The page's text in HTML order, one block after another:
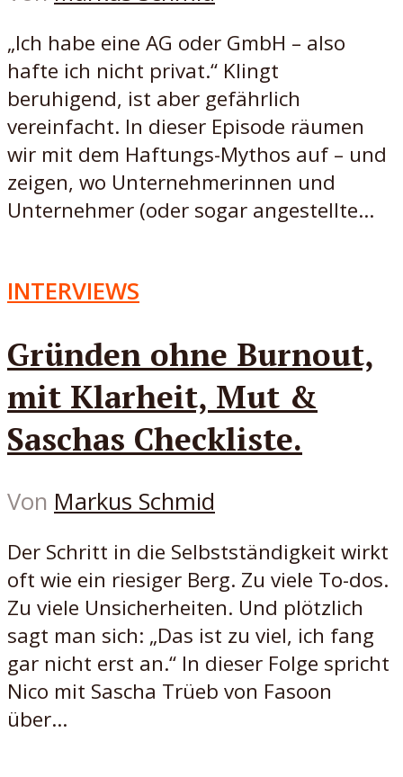
„Ich habe eine AG oder GmbH – also
hafte ich nicht privat.“ Klingt
beruhigend, ist aber gefährlich
vereinfacht. In dieser Episode räumen
wir mit dem Haftungs-Mythos auf – und
zeigen, wo Unternehmerinnen und
Unternehmer (oder sogar angestellte...
INTERVIEWS
Gründen ohne Burnout,
mit Klarheit, Mut &
Saschas Checkliste.
Von Markus Schmid
Der Schritt in die Selbstständigkeit wirkt
oft wie ein riesiger Berg. Zu viele To-dos.
Zu viele Unsicherheiten. Und plötzlich
sagt man sich: „Das ist zu viel, ich fang
gar nicht erst an.“ In dieser Folge spricht
Nico mit Sascha Trüeb von Fasoon
über...